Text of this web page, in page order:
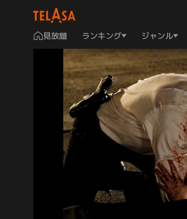
見放題 ランキング ジャンル